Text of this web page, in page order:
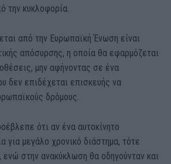
την κυκλοφορία.
από την Ευρωπαϊκή Ένωση είναι
απόσυρσης, η οποία θα εφαρμόζεται
μην αφήνοντας σε ένα
δεν επιδέχεται επισκευής να
δρόμους.
ότι αν ένα αυτοκίνητο
για μεγάλο χρονικό διάστημα, τότε
ενώ στην ανακύκλωση θα οδηγούνταν και